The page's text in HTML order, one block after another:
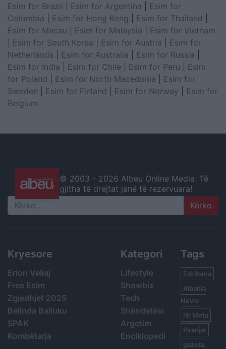
Esim for Brazil
Esim for Argentina
Esim for
Colombia
Esim for Hong Kong Esim for Thailand
Esim for Macau
Esim for Malaysia
Esim for Vietnam
Esim for South Korea Esim for Austria
Esim for
Netherlands
Esim for Australia Esim for Russia
Esim for India
Esim for Chile Esim for Peru
Esim
for Poland
Esim for North Macedonia
Esim for
Sweden
Esim for Finland Esim for Norway
Esim for
Belgium
© 2003 - 2026 Albeu Online Media. Të
gjitha të drejtat janë të rezervuara!
Search
Kryesore
Erion Veliaj
Free Esim
Zgjedhjet 2025
Belinda Balluku
SPAK
Kombëtarja
Kategori
Lifestyle
Showbiz
Tech
Shëndetësi
Argetim
Enciklopedi
Tags
Edi Rama
Albania
News
Ilir Meta
Piranjat
gazeta,